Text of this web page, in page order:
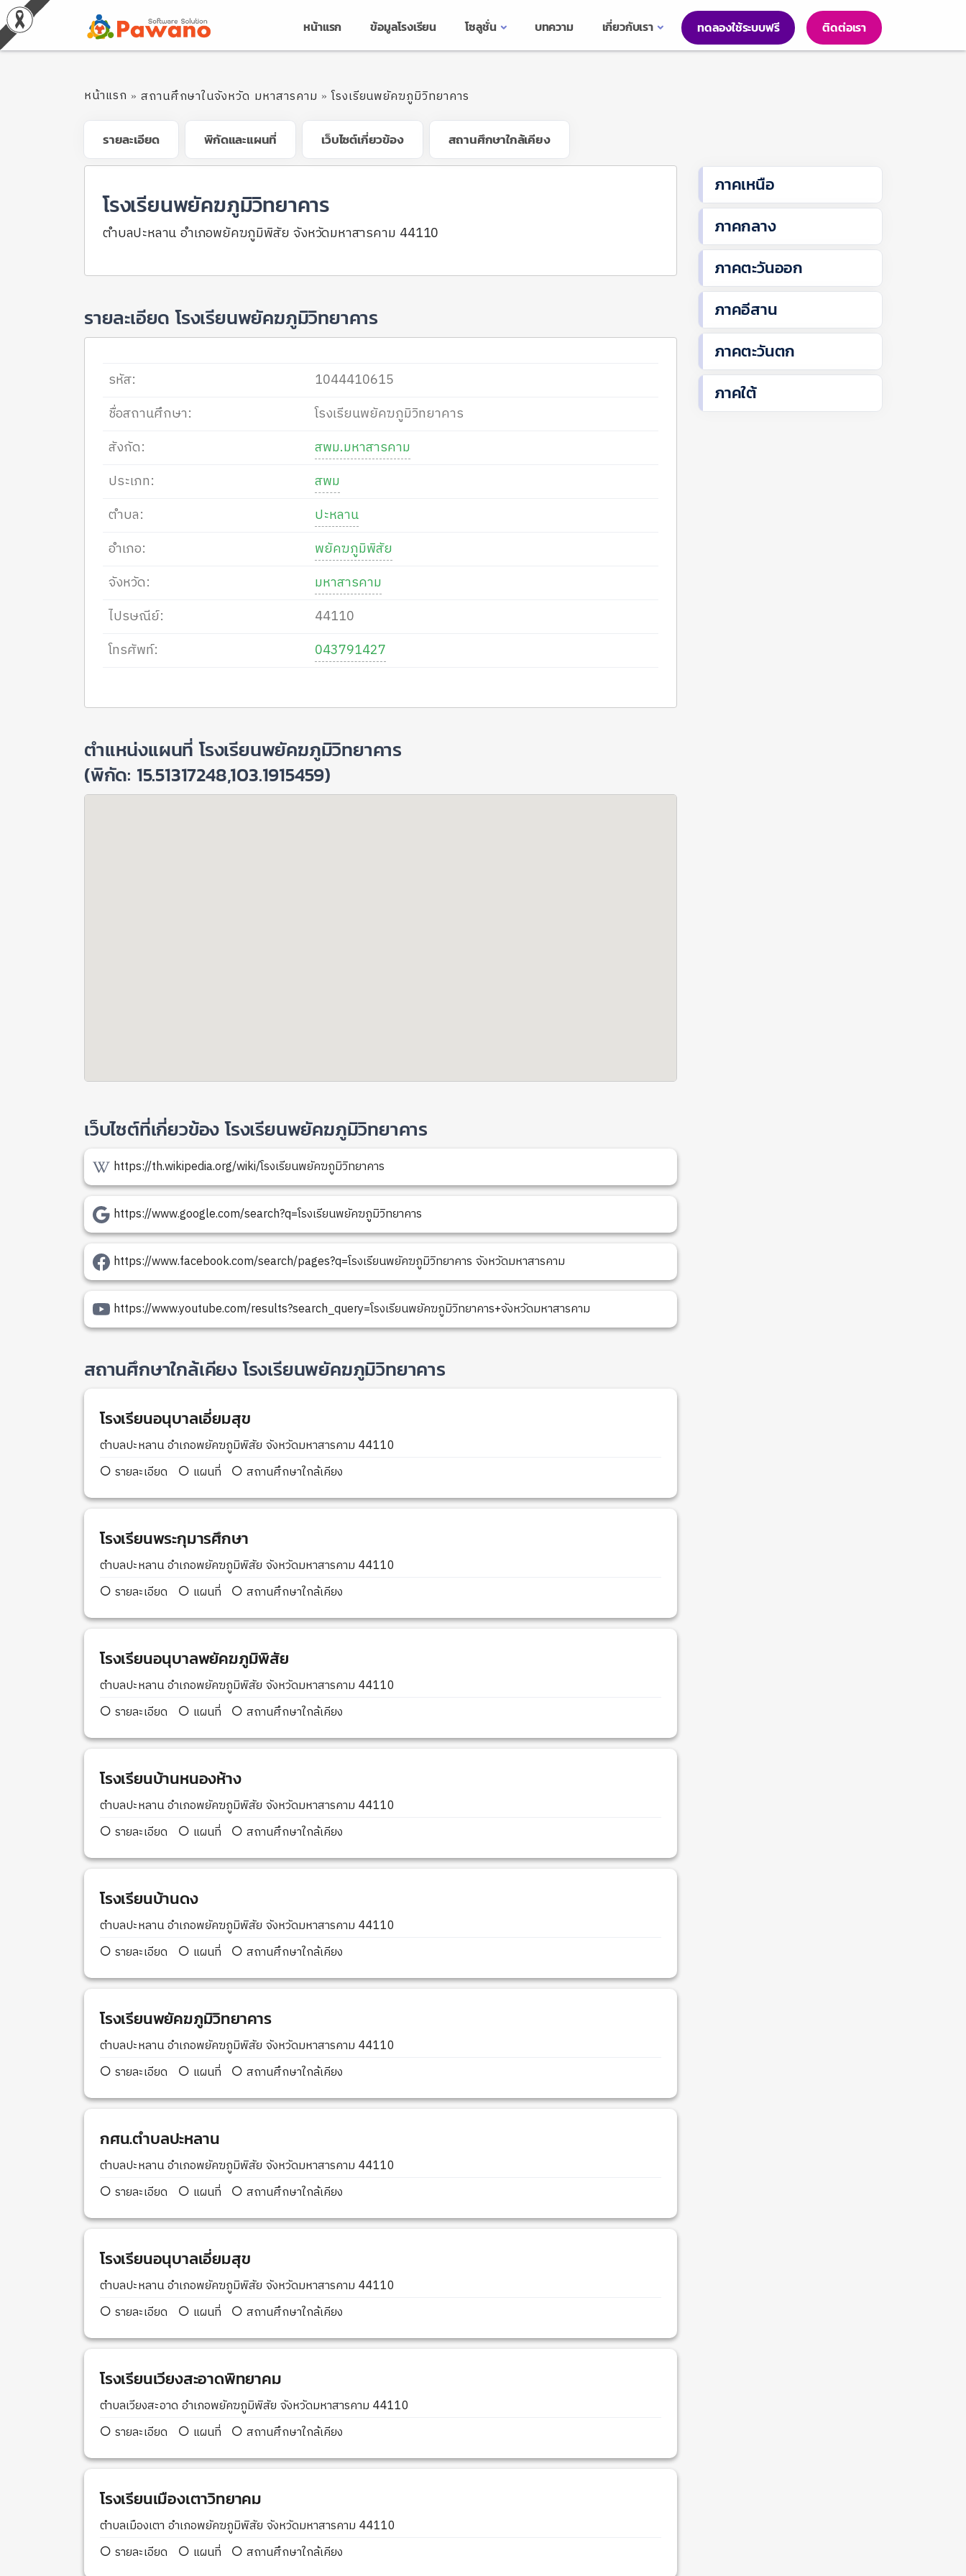
หน้าแรก ข้อมูลโรงเรียน โซลูชั่น บทความ เกี่ยวกับเรา ทดลองใช้ระบบฟรี ติดต่อเรา
หน้าแรก สถานศึกษาในจังหวัด มหาสารคาม โรงเรียนพยัคฆภูมิวิทยาคาร
รายละเอียด พิกัดและแผนที่ เว็บไซต์เกี่ยวข้อง สถานศึกษาใกล้เคียง
โรงเรียนพยัคฆภูมิวิทยาคาร
ตำบลปะหลาน อำเภอพยัคฆภูมิพิสัย จังหวัดมหาสารคาม 44110
รายละเอียด โรงเรียนพยัคฆภูมิวิทยาคาร
รหัส:
1044410615
ชื่อสถานศึกษา:
โรงเรียนพยัคฆภูมิวิทยาคาร
สังกัด:
สพม.มหาสารคาม
ประเภท:
สพม
ตำบล:
ปะหลาน
อำเภอ:
พยัคฆภูมิพิสัย
จังหวัด:
มหาสารคาม
ไปรษณีย์:
44110
โทรศัพท์:
043791427
ตำแหน่งแผนที่ โรงเรียนพยัคฆภูมิวิทยาคาร
(พิกัด: 15.51317248,103.1915459)
เว็บไซต์ที่เกี่ยวข้อง โรงเรียนพยัคฆภูมิวิทยาคาร
https://th.wikipedia.org/wiki/โรงเรียนพยัคฆภูมิวิทยาคาร
https://www.google.com/search?q=โรงเรียนพยัคฆภูมิวิทยาคาร
https://www.facebook.com/search/pages?q=โรงเรียนพยัคฆภูมิวิทยาคาร จังหวัดมหาสารคาม
https://www.youtube.com/results?search_query=โรงเรียนพยัคฆภูมิวิทยาคาร+จังหวัดมหาสารคาม
สถานศึกษาใกล้เคียง โรงเรียนพยัคฆภูมิวิทยาคาร
โรงเรียนอนุบาลเอี่ยมสุข
ตำบลปะหลาน อำเภอพยัคฆภูมิพิสัย จังหวัดมหาสารคาม 44110
รายละเอียด
แผนที่ สถานศึกษาใกล้เคียง
โรงเรียนพระกุมารศึกษา
ตำบลปะหลาน อำเภอพยัคฆภูมิพิสัย จังหวัดมหาสารคาม 44110
รายละเอียด
แผนที่ สถานศึกษาใกล้เคียง
โรงเรียนอนุบาลพยัคฆภูมิพิสัย
ตำบลปะหลาน อำเภอพยัคฆภูมิพิสัย จังหวัดมหาสารคาม 44110
รายละเอียด
แผนที่ สถานศึกษาใกล้เคียง
โรงเรียนบ้านหนองห้าง
ตำบลปะหลาน อำเภอพยัคฆภูมิพิสัย จังหวัดมหาสารคาม 44110
รายละเอียด
แผนที่ สถานศึกษาใกล้เคียง
โรงเรียนบ้านดง
ตำบลปะหลาน อำเภอพยัคฆภูมิพิสัย จังหวัดมหาสารคาม 44110
รายละเอียด
แผนที่ สถานศึกษาใกล้เคียง
โรงเรียนพยัคฆภูมิวิทยาคาร
ตำบลปะหลาน อำเภอพยัคฆภูมิพิสัย จังหวัดมหาสารคาม 44110
รายละเอียด
แผนที่ สถานศึกษาใกล้เคียง
กศน.ตำบลปะหลาน
ตำบลปะหลาน อำเภอพยัคฆภูมิพิสัย จังหวัดมหาสารคาม 44110
รายละเอียด
แผนที่ สถานศึกษาใกล้เคียง
โรงเรียนอนุบาลเอี่ยมสุข
ตำบลปะหลาน อำเภอพยัคฆภูมิพิสัย จังหวัดมหาสารคาม 44110
รายละเอียด
แผนที่ สถานศึกษาใกล้เคียง
โรงเรียนเวียงสะอาดพิทยาคม
ตำบลเวียงสะอาด อำเภอพยัคฆภูมิพิสัย จังหวัดมหาสารคาม 44110
รายละเอียด
แผนที่ สถานศึกษาใกล้เคียง
โรงเรียนเมืองเตาวิทยาคม
ตำบลเมืองเตา อำเภอพยัคฆภูมิพิสัย จังหวัดมหาสารคาม 44110
รายละเอียด
แผนที่ สถานศึกษาใกล้เคียง
ภาคเหนือ
ภาคกลาง
ภาคตะวันออก
ภาคอีสาน
ภาคตะวันตก
ภาคใต้